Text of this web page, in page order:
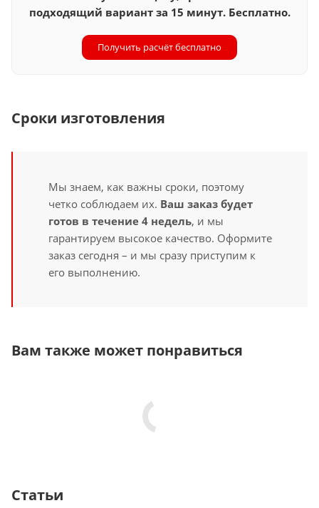
подходящий вариант за 15 минут. Бесплатно.
Получить расчёт бесплатно
Сроки изготовления
Мы знаем, как важны сроки, поэтому
четко соблюдаем их. Ваш заказ будет
готов в течение 4 недель, и мы
гарантируем высокое качество. Оформите
заказ сегодня – и мы сразу приступим к
его выполнению.
Вам также может понравиться
Статьи